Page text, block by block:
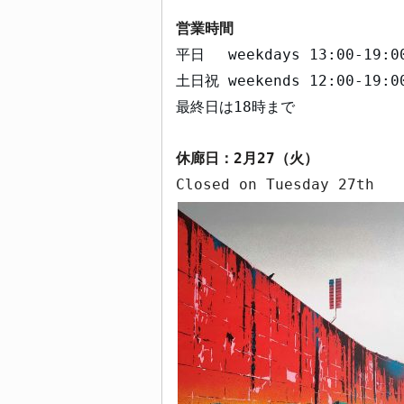
営業時間
平日 weekdays
13:00-
土日祝 weekends
12:00-
最終日は18時まで
休廊日： 2月 27 （火）
Closed on Tuesday 27th